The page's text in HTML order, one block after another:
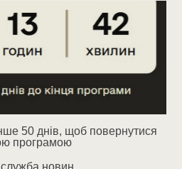
50 днів, щоб повернутися
програмою
новин